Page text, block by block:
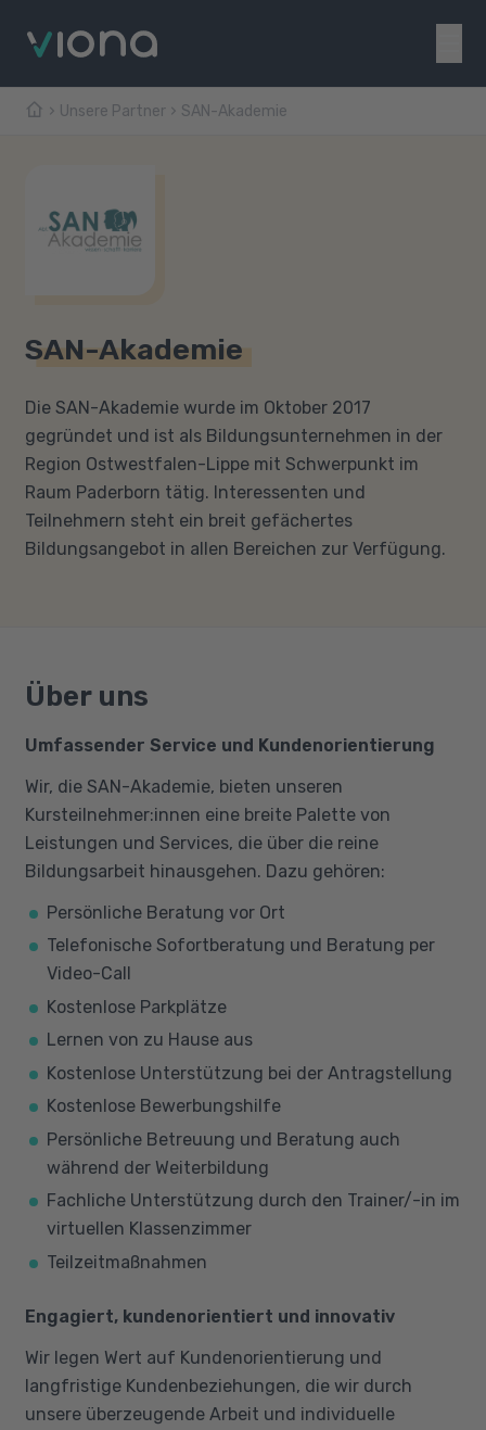
Unsere Partner SAN-Akademie
SAN-Akademie
Die SAN-Akademie wurde im Oktober 2017
gegründet und ist als Bildungsunternehmen in der
Region Ostwestfalen-Lippe mit Schwerpunkt im
Raum Paderborn tätig. Interessenten und
Teilnehmern steht ein breit gefächertes
Bildungsangebot in allen Bereichen zur Verfügung.
Über uns
Umfassender Service und Kundenorientierung
Wir, die SAN-Akademie, bieten unseren
Kursteilnehmer:innen eine breite Palette von
Leistungen und Services, die über die reine
Bildungsarbeit hinausgehen. Dazu gehören:
Persönliche Beratung vor Ort
Telefonische Sofortberatung und Beratung per
Video-Call
Kostenlose Parkplätze
Lernen von zu Hause aus
Kostenlose Unterstützung bei der Antragstellung
Kostenlose Bewerbungshilfe
Persönliche Betreuung und Beratung auch
während der Weiterbildung
Fachliche Unterstützung durch den Trainer/-in im
virtuellen Klassenzimmer
Teilzeitmaßnahmen
Engagiert, kundenorientiert und innovativ
Wir legen Wert auf Kundenorientierung und
langfristige Kundenbeziehungen, die wir durch
unsere überzeugende Arbeit und individuelle